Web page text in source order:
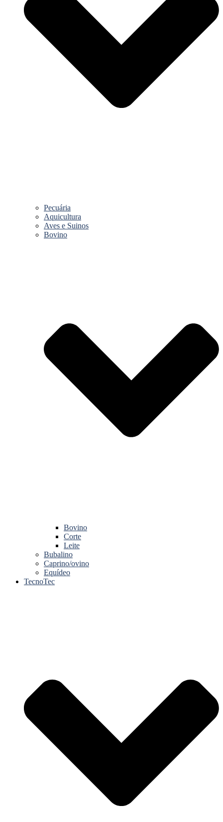
Pecuária
Aquicultura
Aves e Suinos
Bovino
Bovino
Corte
Leite
Bubalino
Caprino/ovino
Equídeo
TecnoTec